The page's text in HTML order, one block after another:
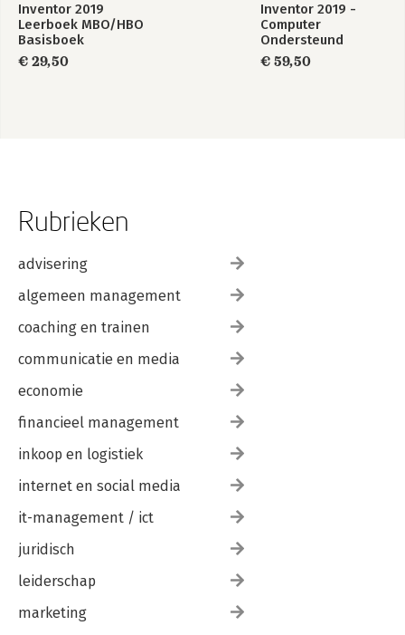
Inventor 2019
Leerboek MBO/HBO
Basisboek
€ 29,50
Inventor 2019 -
Computer
Ondersteund
Ontwerpen
€ 59,50
Rubrieken
advisering
algemeen management
coaching en trainen
communicatie en media
economie
financieel management
inkoop en logistiek
internet en social media
it-management / ict
juridisch
leiderschap
marketing